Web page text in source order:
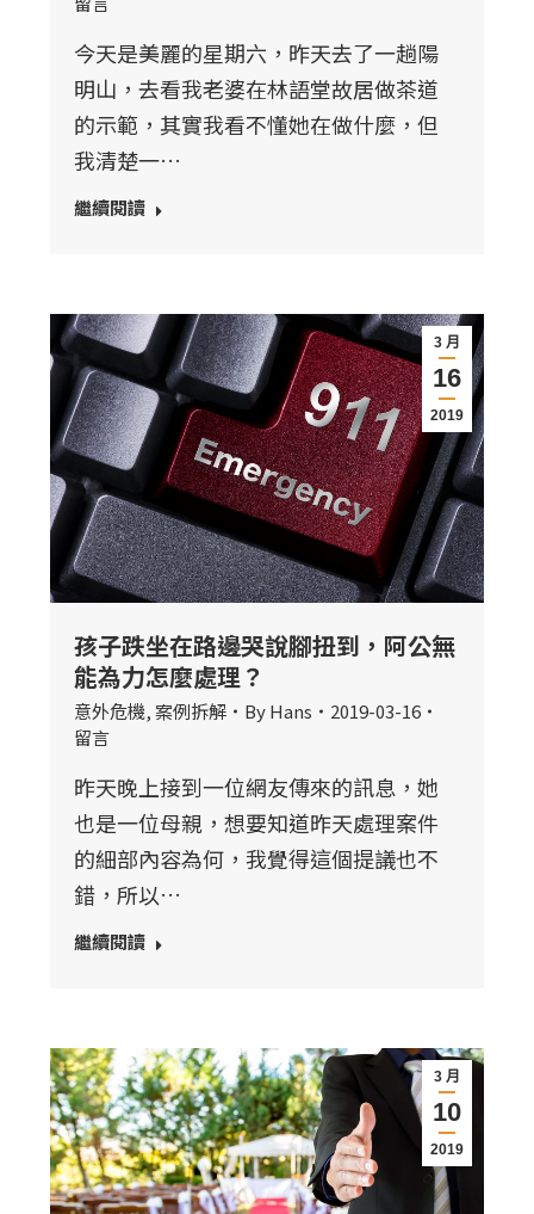
今天是美麗的星期六，昨天去了一趟陽
明山，去看我老婆在林語堂故居做茶道
的示範，其實我看不懂她在做什麼，但
我清楚一…
繼續閱讀
3 月
16
2019
孩子跌坐在路邊哭說腳扭到，阿公無
能為力怎麼處理？
意外危機,案例拆解 ByHans
2019-03-16
留言
昨天晚上接到一位網友傳來的訊息，她
也是一位母親，想要知道昨天處理案件
的細部內容為何，我覺得這個提議也不
錯，所以…
繼續閱讀
3 月
10
2019